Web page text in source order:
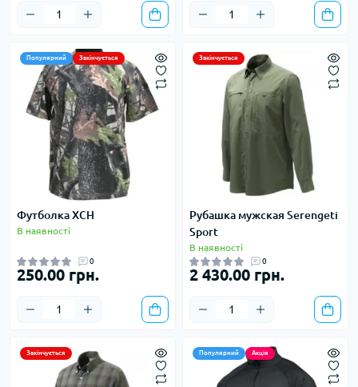
Популярний Закінчується
Футболка ХСН
В наявності
0
250.00 грн.
Закінчується
Рубашка мужская Serengeti
Sport
В наявності
0
2 430.00 грн.
Закінчується Популярний Акція